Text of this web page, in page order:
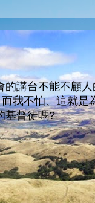
講台不能不顧
我不怕、這就
基督徒嗎?